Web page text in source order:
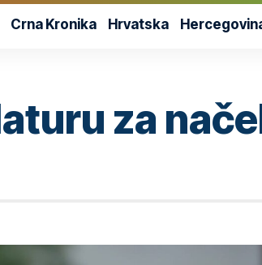
Crna Kronika Hrvatska
za